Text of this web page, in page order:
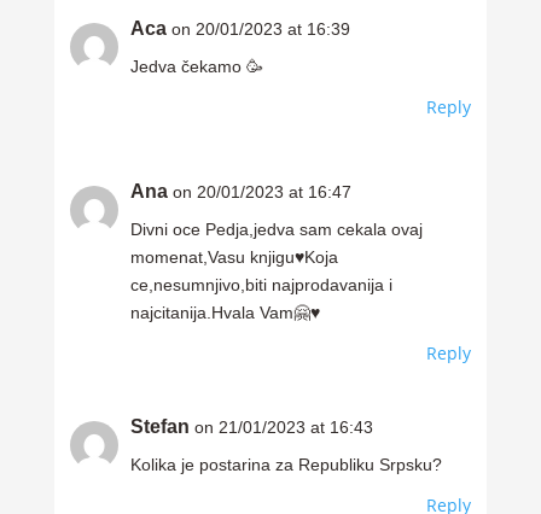
Aca on 20/01/2023 at 16:39
Jedva čekamo 🥳
Reply
Ana on 20/01/2023 at 16:47
Divni oce Pedja,jedva sam cekala ovaj
momenat,Vasu knjigu♥️Koja
ce,nesumnjivo,biti najprodavanija i
najcitanija.Hvala Vam🤗♥️
Reply
Stefan on 21/01/2023 at 16:43
Kolika je postarina za Republiku Srpsku?
Reply